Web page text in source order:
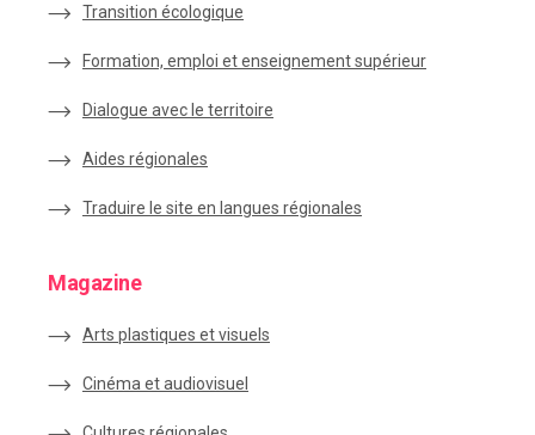
Transition écologique
Formation, emploi et enseignement supérieur
Dialogue avec le territoire
Aides régionales
Traduire le site en langues régionales
Magazine
Arts plastiques et visuels
Cinéma et audiovisuel